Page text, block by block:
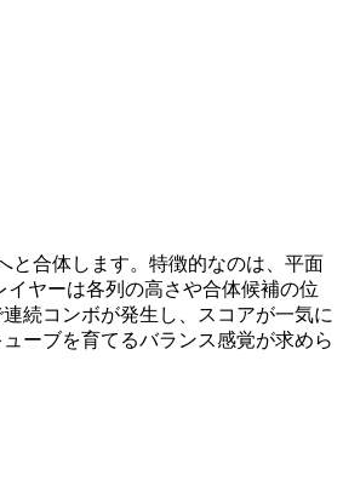
と合体します。特徴的なのは、平面
ヤーは各列の高さや合体候補の位
続コンボが発生し、スコアが一気に
ーブを育てるバランス感覚が求めら